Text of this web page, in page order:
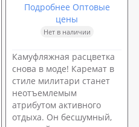
Подробнее Оптовые
цены
Нет в наличии
Камуфляжная расцветка
снова в моде! Каремат в
стиле милитари станет
неотъемлемым
атрибутом активного
отдыха. Он бесшумный,